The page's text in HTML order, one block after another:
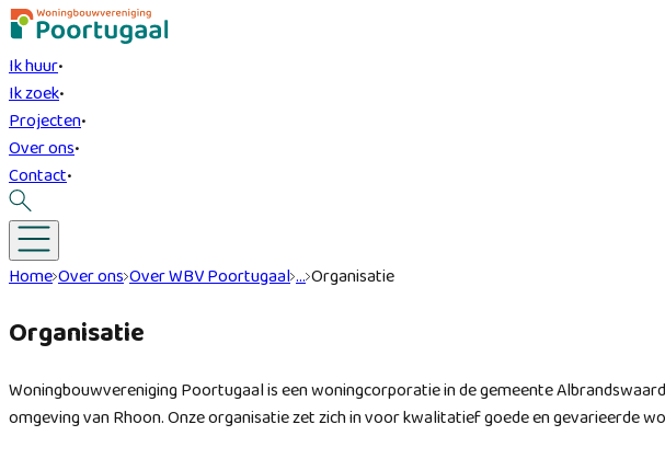
Ik huur•
Ik zoek•
Projecten•
Over ons•
Contact•
Home Over ons Over WBV Poortugaal … Organisatie
Organisatie
Woningbouwvereniging Poortugaal is een woningcorporatie in de gemeente
omgeving van Rhoon. Onze organisatie zet zich in voor kwalitatief goede en gevarieerde